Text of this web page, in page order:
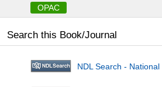
OPAC
Search this Book/Journal
NDL Search -